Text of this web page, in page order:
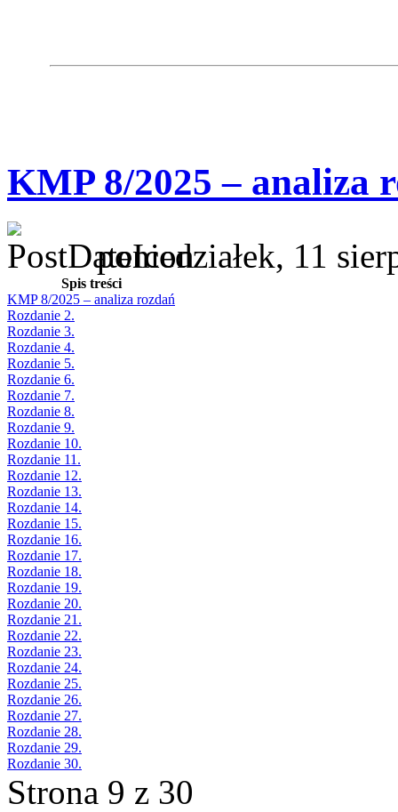
KMP 8/2025 – analiza
poniedziałek, 11
Spis treści
KMP 8/2025 – analiza rozdań
Rozdanie 2.
Rozdanie 3.
Rozdanie 4.
Rozdanie 5.
Rozdanie 6.
Rozdanie 7.
Rozdanie 8.
Rozdanie 9.
Rozdanie 10.
Rozdanie 11.
Rozdanie 12.
Rozdanie 13.
Rozdanie 14.
Rozdanie 15.
Rozdanie 16.
Rozdanie 17.
Rozdanie 18.
Rozdanie 19.
Rozdanie 20.
Rozdanie 21.
Rozdanie 22.
Rozdanie 23.
Rozdanie 24.
Rozdanie 25.
Rozdanie 26.
Rozdanie 27.
Rozdanie 28.
Rozdanie 29.
Rozdanie 30.
Strona 9 z 30